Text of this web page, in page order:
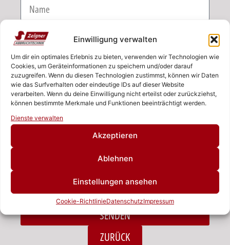
Einwilligung verwalten
Um dir ein optimales Erlebnis zu bieten, verwenden wir Technologien wie
Cookies, um Geräteinformationen zu speichern und/oder darauf
zuzugreifen. Wenn du diesen Technologien zustimmst, können wir Daten
wie das Surfverhalten oder eindeutige IDs auf dieser Website
verarbeiten. Wenn du deine Einwilligung nicht erteilst oder zurückziehst,
können bestimmte Merkmale und Funktionen beeinträchtigt werden.
Dienste verwalten
Akzeptieren
Ablehnen
Einstellungen ansehen
Cookie-RichtlinieDatenschutzImpressum
E-Mail
Telefon
Nachricht
Ich habe die Datenschutzerklärung zur Kenntnis
genommen.*
SENDEN
ZURÜCK
Rufen Sie uns an!